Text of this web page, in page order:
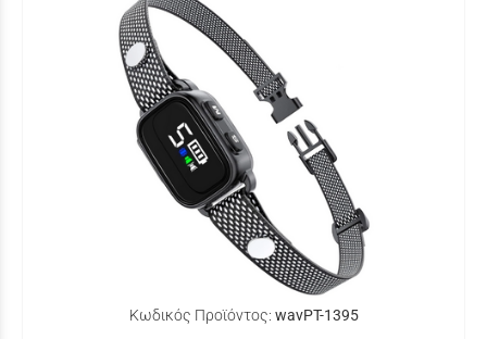
Κωδικός Προϊόντος: wavPT-1395